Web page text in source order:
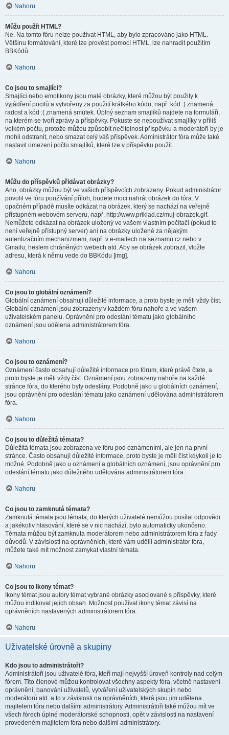
Nahoru
Můžu použít HTML?
Ne. Na tomto fóru nelze používat HTML, aby bylo zpracováno jako HTML.
Většinu formátování, které lze provést pomocí HTML, lze nahradit použitím
BBKódů.
Nahoru
Co jsou to smajlíci?
Smajlíci nebo emotikony jsou malé obrázky, které můžou být použity k
vyjádření pocitů a vytvořeny za použití krátkého kódu, např. kód :) znamená
radost a kód :( znamená smutek. Úplný seznam smajlíků najdete na formuláři,
na kterém se tvoří zprávy a příspěvky. Pokuste se nepoužívat smajlíky v příliš
velkém počtu, protože můžou způsobit nečitelnost příspěvku a moderátoři by je
mohli odstranit, nebo smazat celý váš příspěvek. Administrátor fóra může také
nastavit omezení počtu smajlíků, které lze v příspěvku použít.
Nahoru
Můžu do příspěvků přidávat obrázky?
Ano, obrázky můžou být ve vašich příspěvcích zobrazeny. Pokud administrátor
povolil ve fóru používání příloh, budete moci nahrát obrázek do fóra. V
opačném případě musíte odkázat na obrázek, který se nachází na veřejně
přístupném webovém serveru, např. http://www.priklad.cz/muj-obrazek.gif.
Nemůžete odkázat na obrázek uložený ve vašem vlastním počítači (pokud to
není veřejně přístupný server) ani na obrázky uložené za nějakým
autentizačním mechanizmem, např. v e-mailech na seznamu.cz nebo v
Gmailu, heslem chráněných webech atd. Aby se obrázek zobrazil, vložte
adresu, která k němu vede do BBKódu [img].
Nahoru
Co jsou to globální oznámení?
Globální oznámení obsahují důležité informace, a proto byste je měli vždy číst.
Globální oznámení jsou zobrazeny v každém fóru nahoře a ve vašem
uživatelském panelu. Oprávnění pro odeslání tématu jako globálního
oznámení jsou udělena administrátorem fóra.
Nahoru
Co jsou to oznámení?
Oznámení často obsahují důležité informace pro fórum, které právě čtete, a
proto byste je měli vždy číst. Oznámení jsou zobrazeny nahoře na každé
stránce fóra, do kterého byly odeslány. Podobně jako u globálních oznámení,
jsou oprávnění pro odeslání tématu jako oznámení udělována administrátorem
fóra.
Nahoru
Co jsou to důležitá témata?
Důležitá témata jsou zobrazena ve fóru pod oznámeními, ale jen na první
stránce. Často obsahují důležité informace, proto byste je měli číst kdykoli je to
možné. Podobně jako u oznámení a globálních oznámení, jsou oprávnění pro
odeslání tématu jako důležitého udělována administrátorem fóra.
Nahoru
Co jsou to zamknutá témata?
Zamknutá témata jsou témata, do kterých uživatelé nemůžou posílat odpovědi
a jakékoliv hlasování, které se v nic nachází, bylo automaticky ukončeno.
Témata můžou být zamknuta moderátorem nebo administrátorem fóra z řady
důvodů. V závislosti na oprávněních, které vám udělil administrátor fóra,
můžete také mít možnost zamykat vlastní témata.
Nahoru
Co jsou to ikony témat?
Ikony témat jsou autory témat vybrané obrázky asociované s příspěvky, které
můžou indikovat jejich obsah. Možnost používat ikony témat závisí na
oprávněních nastavených administrátorem fóra.
Nahoru
Uživatelské úrovně a skupiny
Kdo jsou to administrátoři?
Administrátoři jsou uživatelé fóra, kteří mají nejvyšší úroveň kontroly nad celým
fórem. Tito členové můžou kontrolovat všechny aspekty fóra, včetně nastavení
oprávnění, banování uživatelů, vytváření uživatelských skupin nebo
moderátorů atd. a to v závislosti na oprávněních, která jsou jim udělena
majitelem fóra nebo dalšími administrátory. Administrátoři také můžou mít ve
všech fórech úplné moderátorské schopnosti, opět v závislosti na nastavení
provedeném majitelem fóra nebo dalšími administrátory.